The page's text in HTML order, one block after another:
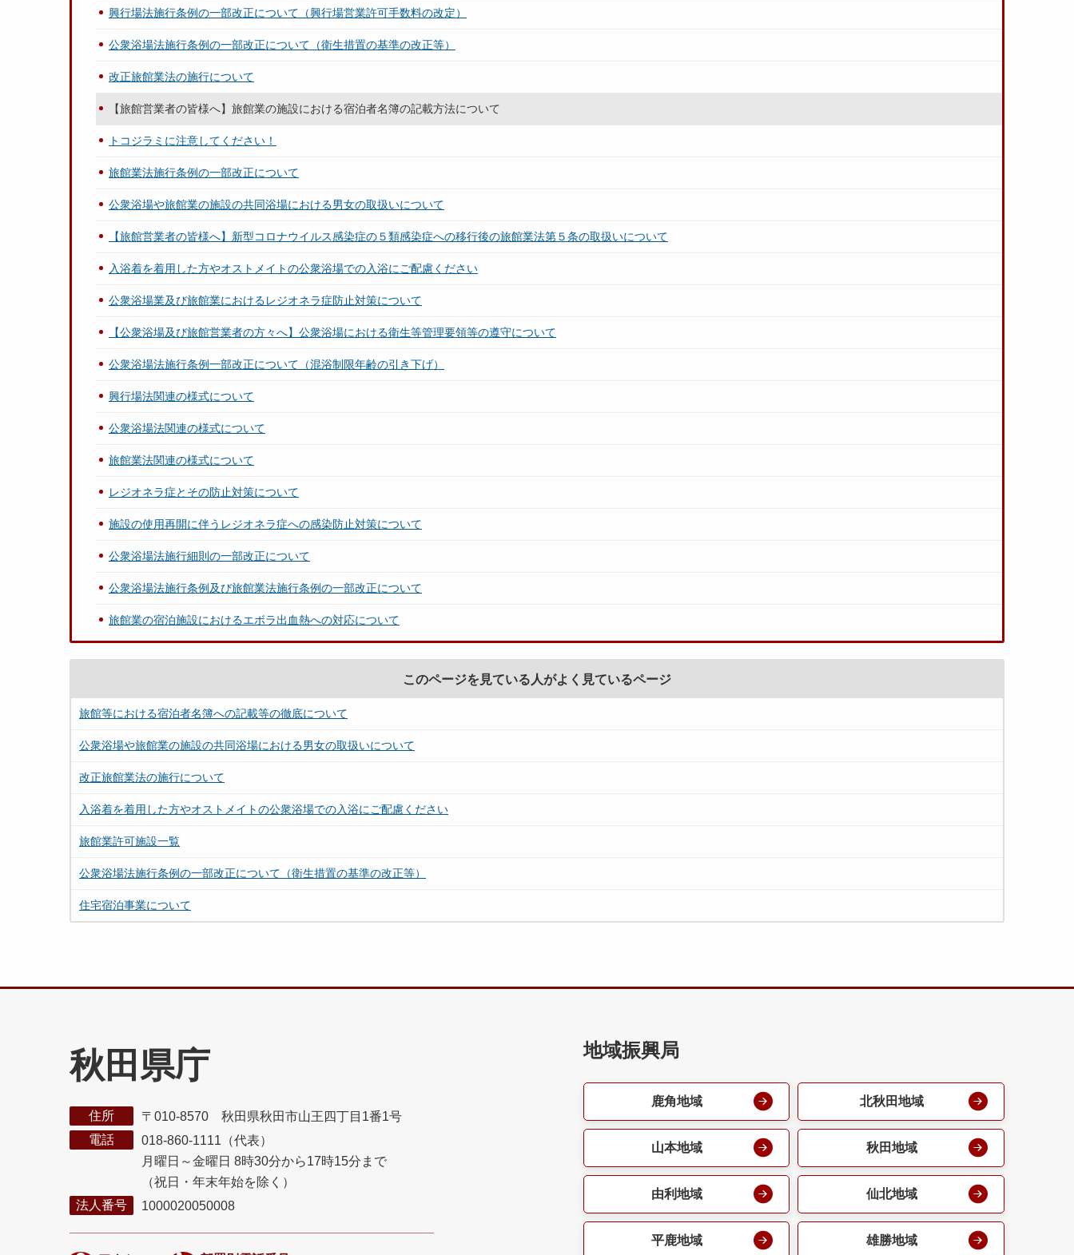
興行場法施行条例の一部改正について（興行場営業許可手数料の改定）
公衆浴場法施行条例の一部改正について（衛生措置の基準の改正等）
改正旅館業法の施行について
【旅館営業者の皆様へ】旅館業の施設における宿泊者名簿の記載方法について
トコジラミに注意してください！
旅館業法施行条例の一部改正について
公衆浴場や旅館業の施設の共同浴場における男女の取扱いについて
【旅館営業者の皆様へ】新型コロナウイルス感染症の５類感染症への移行後の旅館業法第５条の取扱いについて
入浴着を着用した方やオストメイトの公衆浴場での入浴にご配慮ください
公衆浴場業及び旅館業におけるレジオネラ症防止対策について
【公衆浴場及び旅館営業者の方々へ】公衆浴場における衛生等管理要領等の遵守について
公衆浴場法施行条例一部改正について（混浴制限年齢の引き下げ）
興行場法関連の様式について
公衆浴場法関連の様式について
旅館業法関連の様式について
レジオネラ症とその防止対策について
施設の使用再開に伴うレジオネラ症への感染防止対策について
公衆浴場法施行細則の一部改正について
公衆浴場法施行条例及び旅館業法施行条例の一部改正について
旅館業の宿泊施設におけるエボラ出血熱への対応について
このページを見ている人がよく見ているページ
旅館等における宿泊者名簿への記載等の徹底について
公衆浴場や旅館業の施設の共同浴場における男女の取扱いについて
改正旅館業法の施行について
入浴着を着用した方やオストメイトの公衆浴場での入浴にご配慮ください
旅館業許可施設一覧
公衆浴場法施行条例の一部改正について（衛生措置の基準の改正等）
住宅宿泊事業について
秋田県庁
住所
〒010-8570 秋田県秋田市山王四丁目1番1号
電話
018-860-1111（代表）
月曜日～金曜日 8時30分から17時15分まで
（祝日・年末年始を除く）
法人番号
1000020050008
地域振興局
鹿角地域 北秋田地域
山本地域 秋田地域
由利地域 仙北地域
平鹿地域 雄勝地域